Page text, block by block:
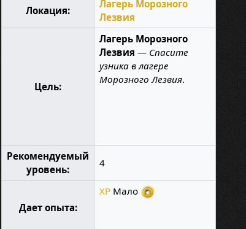
Локация:
Лагерь Морозного
Лезвия
Цель:
Лагерь Морозного
Лезвия — Спасите
узника в лагере
Морозного Лезвия.
Рекомендуемый
уровень:
4
Дает опыта:
XP Мало